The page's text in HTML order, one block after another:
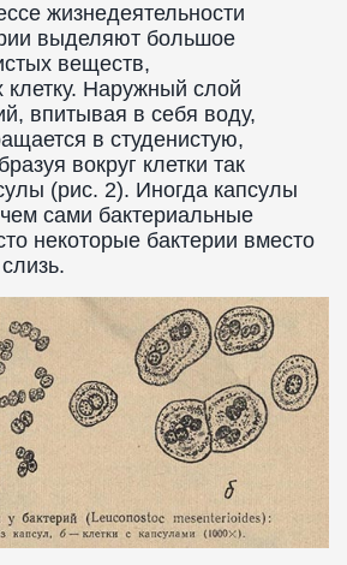
жизнедеятельности
выделяют большое
веществ,
Наружный слой
впитывая в себя воду,
в студенистую,
вокруг клетки так
(рис. 2). Иногда капсулы
сами бактериальные
некоторые бактерии вместо